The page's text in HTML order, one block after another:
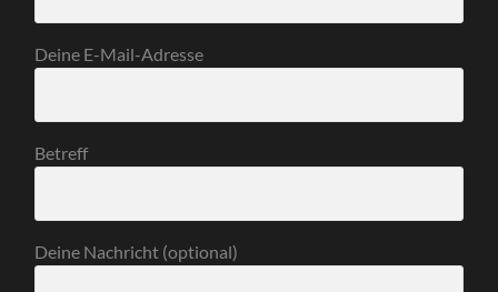
Deine E-Mail-Adresse
Betreff
Deine Nachricht (optional)